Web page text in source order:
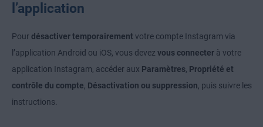
l’application
Pour désactiver temporairement votre compte Instagram via
l’application Android ou iOS, vous devez vous connecter à votre
application Instagram, accéder aux Paramètres Propriété et
contrôle du compte Désactivation ou suppression , puis suivre les
instructions.